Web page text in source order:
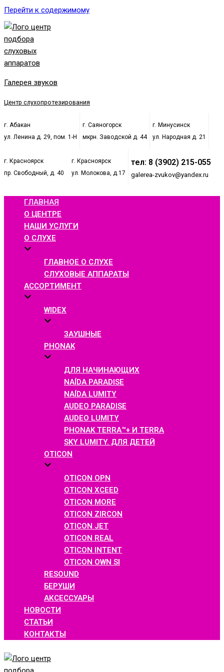
Перейти к содержимому
Галерея звуков
Центр слухопротезирования
г. Абакан
ул. Ленина д. 29, пом. 1-Н
г. Саяногорск
мкрн. Заводской д. 44
г. Минусинск
ул. Народная д. 21
г. Красноярск
пр. Свободный, д. 40
г. Красноярск
ул. Молокова, д.17
тел: 8 (3902) 215-055
galerea-zvukov@yandex.ru
ГЛАВНАЯ
О ЦЕНТРЕ
НАШИ УСЛУГИ
О СЛУХЕ
ГЛАВНОЕ О СЛУХЕ
СЛУХОВЫЕ АППАРАТЫ
АССОРТИМЕНТ
WIDEX
ЗАУШНЫЕ
PHONAK
ДЛЯ НАЧИНАЮЩИХ
NAÍDA PARADISE
NAÍDA LUMITY
AUDEO PARADISE
AUDEO LUMITY
PHONAK TERRA™+ И TERRA
SKY LUMITY. ДЛЯ ДЕТЕЙ
OTICON
OTICON OPN
OTICON XCEED
OTICON MORE
OTICON ZIRCON
OTICON JET
OTICON REAL
OTICON INTENT
OTICON OWN SI
RESOUND
БЕРУШИ
АКСЕССУАРЫ
НОВОСТИ
СТАТЬИ
КОНТАКТЫ